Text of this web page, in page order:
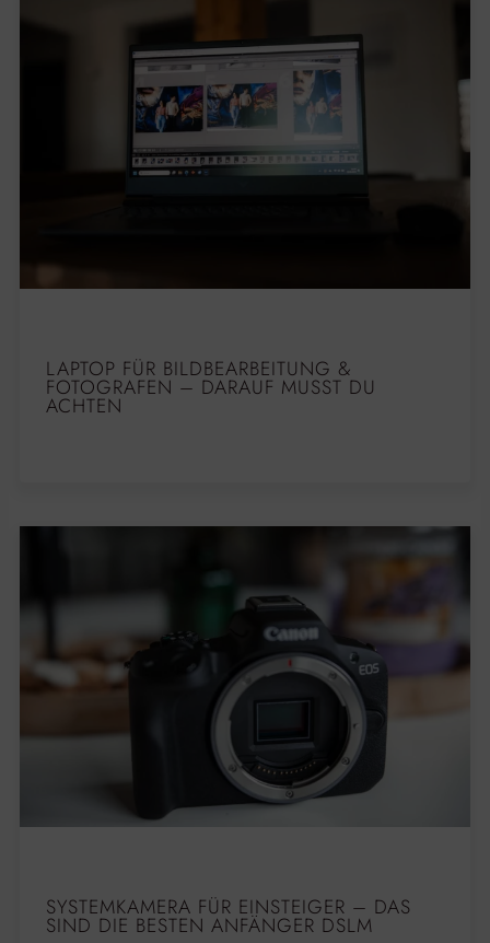
LAPTOP FÜR BILDBEARBEITUNG &
FOTOGRAFEN – DARAUF MUSST DU
ACHTEN
SYSTEMKAMERA FÜR EINSTEIGER – DAS
SIND DIE BESTEN ANFÄNGER DSLM